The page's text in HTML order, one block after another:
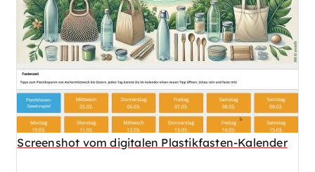
Screenshot vom digitalen Plastikfasten-Kalender